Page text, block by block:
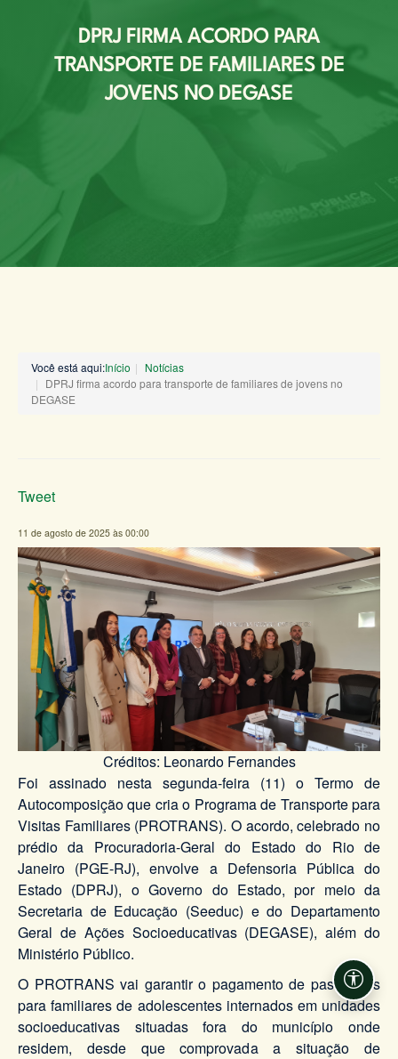
DPRJ FIRMA ACORDO PARA
TRANSPORTE DE FAMILIARES DE
JOVENS NO DEGASE
Você está aqui:Início
Notícias
DPRJ firma acordo para transporte de familiares de jovens no
DEGASE
Tweet
11 de agosto de 2025 às 00:00
Créditos: Leonardo Fernandes
Foi assinado nesta segunda-feira (11) o Termo de
Autocomposição que cria o Programa de Transporte para
Visitas Familiares (PROTRANS). O acordo, celebrado no
prédio da Procuradoria-Geral do Estado do Rio de
Janeiro (PGE-RJ), envolve a Defensoria Pública do
Estado (DPRJ), o Governo do Estado, por meio da
Secretaria de Educação (Seeduc) e do Departamento
Geral de Ações Socioeducativas (DEGASE), além do
Ministério Público.
O PROTRANS vai garantir o pagamento de passagens
para familiares de adolescentes internados em unidades
socioeducativas situadas fora do município onde
residem, desde que comprovada a situação de